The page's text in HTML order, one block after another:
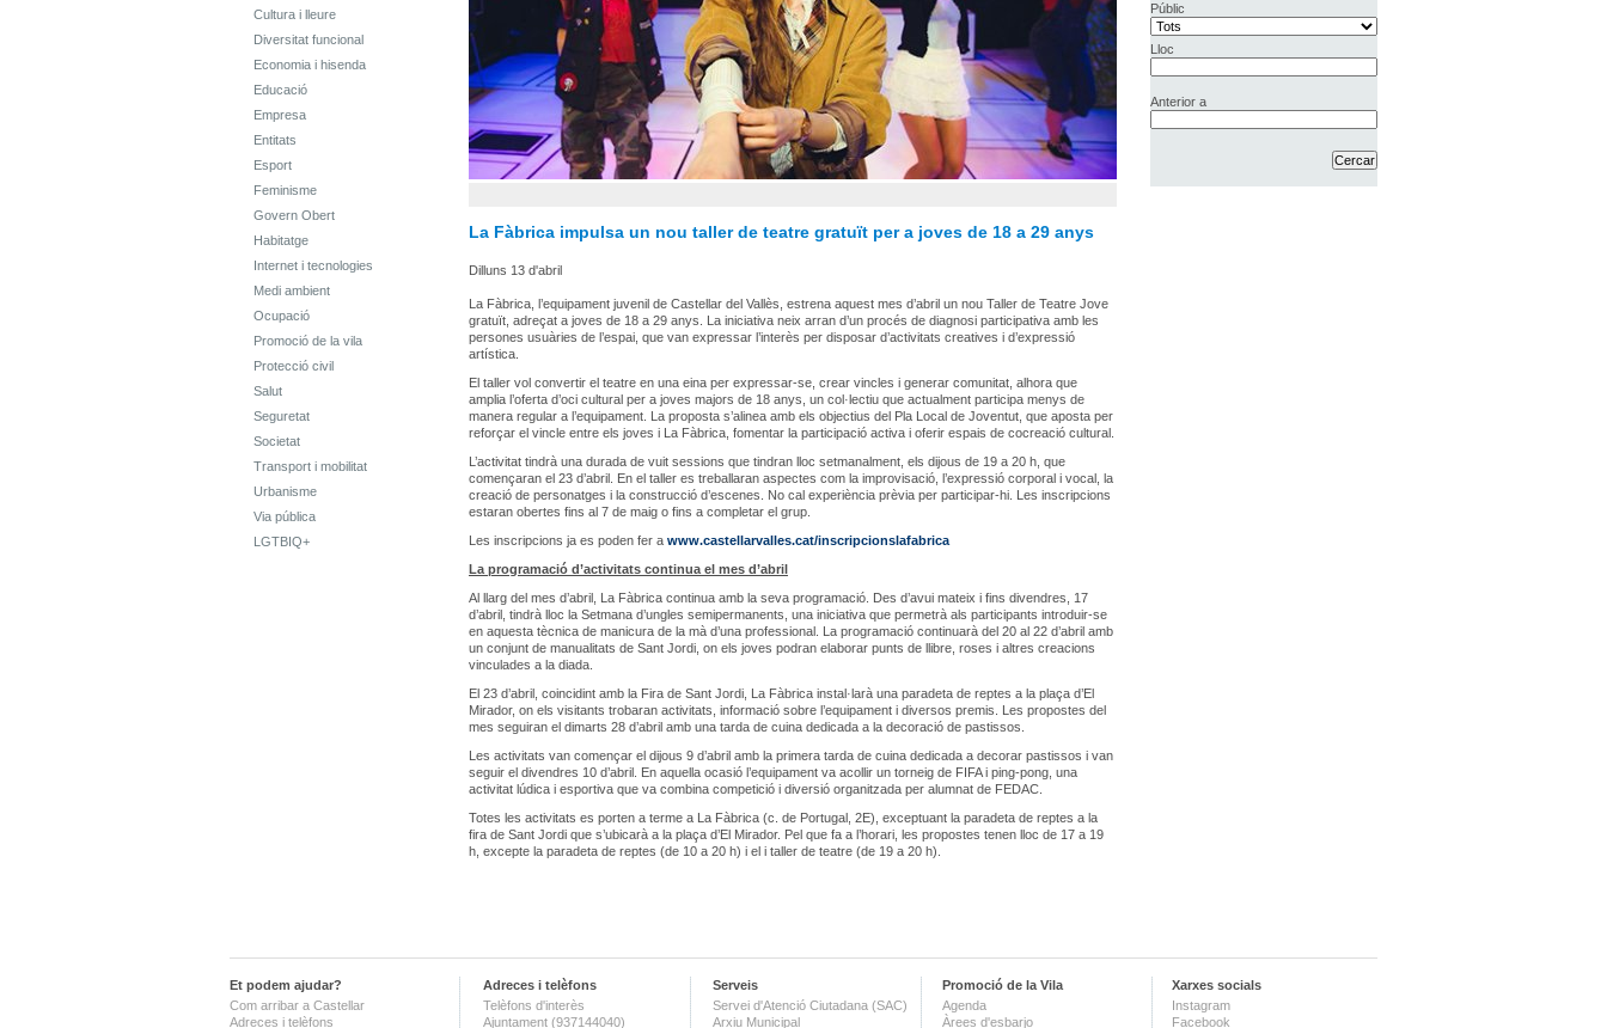
Cultura i lleure
Diversitat funcional
Economia i hisenda
Educació
Empresa
Entitats
Esport
Feminisme
Govern Obert
Habitatge
Internet i tecnologies
Medi ambient
Ocupació
Promoció de la vila
Protecció civil
Salut
Seguretat
Societat
Transport i mobilitat
Urbanisme
Via pública
LGTBIQ+
La Fàbrica impulsa un nou taller de teatre gratuït per a joves de 18 a 29 anys
Dilluns 13 d'abril
La Fàbrica, l’equipament juvenil de Castellar del Vallès, estrena aquest mes d’abril un nou Taller de Teatre Jove
gratuït, adreçat a joves de 18 a 29 anys. La iniciativa neix arran d’un procés de diagnosi participativa amb les
persones usuàries de l’espai, que van expressar l’interès per disposar d’activitats creatives i d’expressió
artística.
El taller vol convertir el teatre en una eina per expressar-se, crear vincles i generar comunitat, alhora que
amplia l’oferta d’oci cultural per a joves majors de 18 anys, un col·lectiu que actualment participa menys de
manera regular a l’equipament. La proposta s’alinea amb els objectius del Pla Local de Joventut, que aposta per
reforçar el vincle entre els joves i La Fàbrica, fomentar la participació activa i oferir espais de cocreació cultural.
L’activitat tindrà una durada de vuit sessions que tindran lloc setmanalment, els dijous de 19 a 20 h, que
començaran el 23 d’abril. En el taller es treballaran aspectes com la improvisació, l’expressió corporal i vocal, la
creació de personatges i la construcció d’escenes. No cal experiència prèvia per participar-hi. Les inscripcions
estaran obertes fins al 7 de maig o fins a completar el grup.
Les inscripcions ja es poden fer a www.castellarvalles.cat/inscripcionslafabrica
La programació d’activitats continua el mes d’abril
Al llarg del mes d’abril, La Fàbrica continua amb la seva programació. Des d’avui mateix i fins divendres, 17
d’abril, tindrà lloc la Setmana d’ungles semipermanents, una iniciativa que permetrà als participants introduir-se
en aquesta tècnica de manicura de la mà d’una professional. La programació continuarà del 20 al 22 d’abril amb
un conjunt de manualitats de Sant Jordi, on els joves podran elaborar punts de llibre, roses i altres creacions
vinculades a la diada.
El 23 d’abril, coincidint amb la Fira de Sant Jordi, La Fàbrica instal·larà una paradeta de reptes a la plaça d’El
Mirador, on els visitants trobaran activitats, informació sobre l’equipament i diversos premis. Les propostes del
mes seguiran el dimarts 28 d’abril amb una tarda de cuina dedicada a la decoració de pastissos.
Les activitats van començar el dijous 9 d’abril amb la primera tarda de cuina dedicada a decorar pastissos i van
seguir el divendres 10 d’abril. En aquella ocasió l’equipament va acollir un torneig de FIFA i ping-pong, una
activitat lúdica i esportiva que va combina competició i diversió organitzada per alumnat de FEDAC.
Totes les activitats es porten a terme a La Fàbrica (c. de Portugal, 2E), exceptuant la paradeta de reptes a la
fira de Sant Jordi que s’ubicarà a la plaça d’El Mirador. Pel que fa a l’horari, les propostes tenen lloc de 17 a 19
h, excepte la paradeta de reptes (de 10 a 20 h) i el i taller de teatre (de 19 a 20 h).
Públic
Lloc
Anterior a
Et podem ajudar?
Com arribar a Castellar
Adreces i telèfons
Adreces i telèfons
Telèfons d'interès
Ajuntament (937144040)
Serveis
Servei d'Atenció Ciutadana (SAC)
Arxiu Municipal
Promoció de la Vila
Agenda
Àrees d'esbarjo
Xarxes socials
Instagram
Facebook